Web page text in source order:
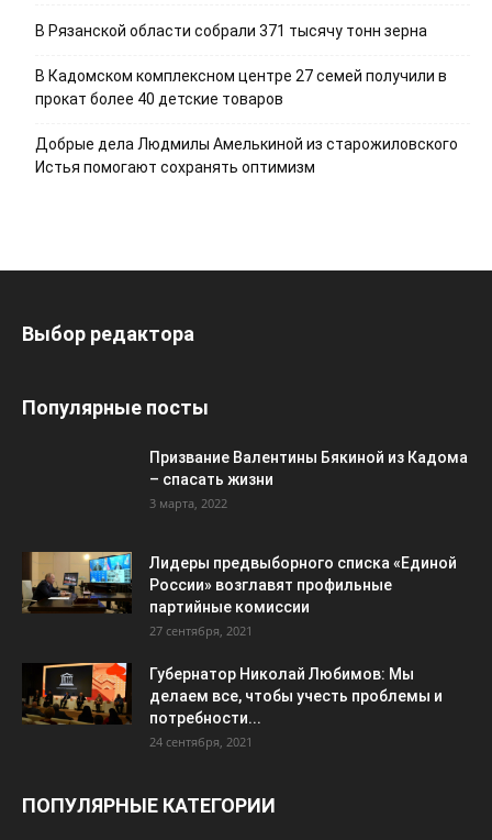
В Рязанской области собрали 371 тысячу тонн зерна
В Кадомском комплексном центре 27 семей получили в
прокат более 40 детские товаров
Добрые дела Людмилы Амелькиной из старожиловского
Истья помогают сохранять оптимизм
Выбор редактора
Популярные посты
Призвание Валентины Бякиной из Кадома
– спасать жизни
3 марта, 2022
Лидеры предвыборного списка «Единой
России» возглавят профильные
партийные комиссии
27 сентября, 2021
Губернатор Николай Любимов: Мы
делаем все, чтобы учесть проблемы и
потребности...
24 сентября, 2021
ПОПУЛЯРНЫЕ КАТЕГОРИИ